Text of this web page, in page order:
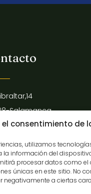
consentimiento de
utilizamos
información del
procesar datos como
únicas en este sitio. No
negativamente a ciertas
Salamanca
12 14 25